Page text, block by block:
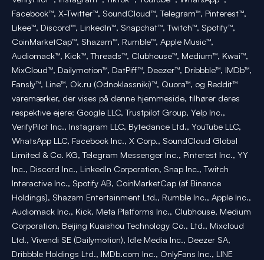
Facebook™, X-Twitter™, SoundCloud™, Telegram™, Pinterest™,
Likee™, Discord™, LinkedIn™, Snapchat™, Twitch™, Spotify™,
CoinMarketCap™, Shazam™, Rumble™, Apple Music™,
Audiomack™, Kick™, Threads™, Clubhouse™, Medium™, Kwai™,
MixCloud™, Dailymotion™, DatPiff™, Deezer™, Dribbble™, IMDb™,
Fansly™, Line™, Ok.ru (Odnoklassniki)™, Quora™, og Reddit™
varemærker, der vises på denne hjemmeside, tilhører deres
respektive ejere: Google LLC, Trustpilot Group, Yelp Inc.,
VerifyPilot Inc., Instagram LLC, Bytedance Ltd., YouTube LLC,
WhatsApp LLC, Facebook Inc., X Corp., SoundCloud Global
Limited & Co. KG, Telegram Messenger Inc., Pinterest Inc., YY
Inc., Discord Inc., LinkedIn Corporation, Snap Inc., Twitch
Interactive Inc., Spotify AB, CoinMarketCap (af Binance
Holdings), Shazam Entertainment Ltd., Rumble Inc., Apple Inc.,
Audiomack Inc., Kick, Meta Platforms Inc., Clubhouse, Medium
Corporation, Beijing Kuaishou Technology Co., Ltd., Mixcloud
Ltd., Vivendi SE (Dailymotion), Idle Media Inc., Deezer SA,
Dribbble Holdings Ltd., IMDb.com Inc., OnlyFans Inc., LINE